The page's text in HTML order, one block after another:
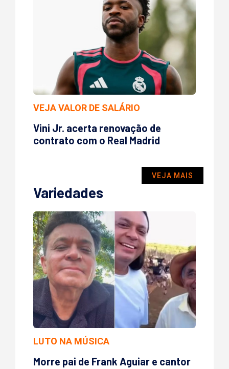
VEJA VALOR DE SALÁRIO
Vini Jr. acerta renovação de
contrato com o Real Madrid
VEJA MAIS
Variedades
LUTO NA MÚSICA
Morre pai de Frank Aguiar e cantor